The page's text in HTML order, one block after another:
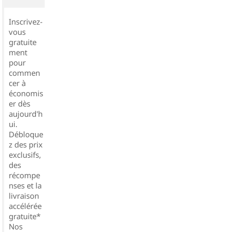
Inscrivez-
vous
gratuite
ment
pour
commen
cer à
économis
er dès
aujourd'h
ui.
Débloque
z des prix
exclusifs,
des
récompe
nses et la
livraison
accélérée
gratuite*
Nos